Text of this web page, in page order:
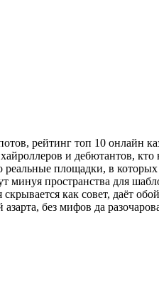
рейтинг топ 10 онлайн
и дебютантов,
площадки, в
минуя пространства для
как совет, даёт
без мифов да